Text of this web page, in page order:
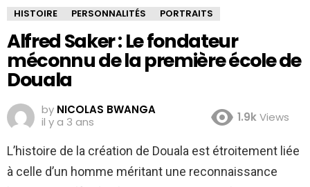
HISTOIRE PERSONNALITÉS PORTRAITS
Alfred Saker : Le fondateur
méconnu de la première école de
Douala
by NICOLAS BWANGA
il y a 3 ans
1.9kViews
L’histoire de la création de Douala est étroitement liée
à celle d’un homme méritant une reconnaissance